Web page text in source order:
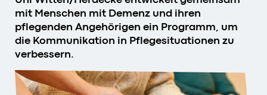
mit Menschen mit Demenz und ihren
pflegenden Angehörigen ein Programm, um
die Kommunikation in Pflegesituationen zu
verbessern.